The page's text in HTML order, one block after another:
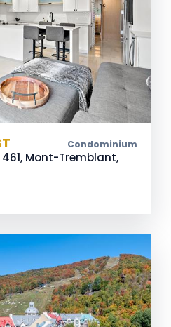
Condominium
461, Mont-Tremblant,